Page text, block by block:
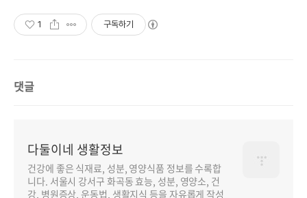
1 구독하기
댓글
다둘이네 생활정보
건강에 좋은 식재료, 성분, 영양식품 정보를 수록합
니다. 서울시 강서구 화곡동 효능, 성분, 영양소, 건
강, 병원증상, 운동법, 생활지식 등을 자유롭게 작성